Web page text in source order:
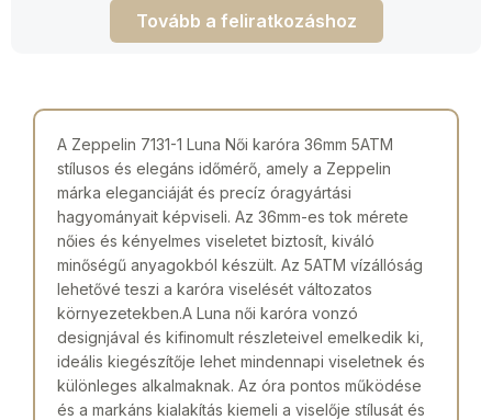
Tovább a feliratkozáshoz
A Zeppelin 7131-1 Luna Női karóra 36mm 5ATM
stílusos és elegáns időmérő, amely a Zeppelin
márka eleganciáját és precíz óragyártási
hagyományait képviseli. Az 36mm-es tok mérete
nőies és kényelmes viseletet biztosít, kiváló
minőségű anyagokból készült. Az 5ATM vízállóság
lehetővé teszi a karóra viselését változatos
környezetekben.A Luna női karóra vonzó
designjával és kifinomult részleteivel emelkedik ki,
ideális kiegészítője lehet mindennapi viseletnek és
különleges alkalmaknak. Az óra pontos működése
és a markáns kialakítás kiemeli a viselője stílusát és